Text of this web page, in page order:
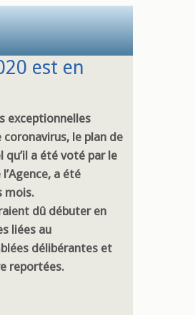
est en
exceptionnelles
le plan de
a été voté par le
a été
mois.
dû débuter en
liées au
délibérantes et
reportées.